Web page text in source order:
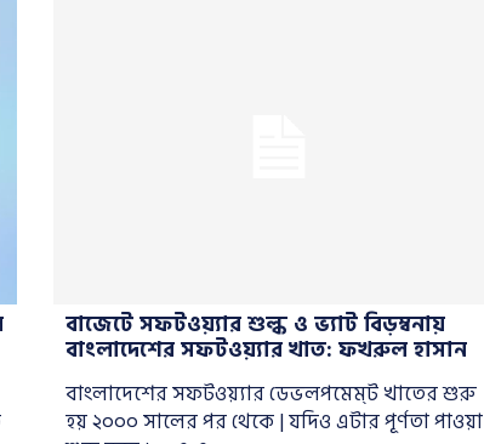
বাজেটে সফটওয়্যার শুল্ক ও ভ্যাট বিড়ম্বনায়
বাংলাদেশের সফটওয়্যার খাত: ফখরুল হাসান
বাংলাদেশের সফটওয়্যার ডেভলপমেম্ট খাতের শুরু
হয় ২০০০ সালের পর থেকে | যদিও এটার পূর্ণতা পাওয়া